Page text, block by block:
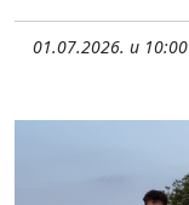
01.07.2026. u 10:00